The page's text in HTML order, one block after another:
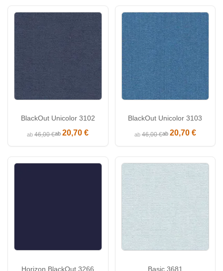
BlackOut Unicolor 3102
ab46,00 €ab20,70 €
BlackOut Unicolor 3103
ab46,00 €ab 20,70 €
Horizon BlackOut 3266 Basic 3681